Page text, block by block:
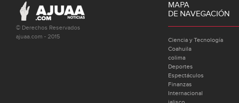
© Derechos Reservados
ajuaa.com - 2015
MAPA
DE NAVEGACIÓN
Ciencia y Tecnología
Coahuila
colima
Deportes
Espectáculos
Finanzas
Internacional